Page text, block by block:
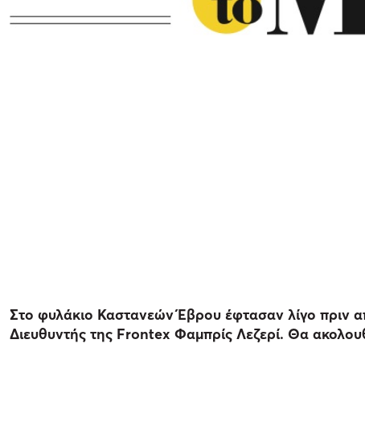
Στο φυλάκιο Καστανεών Έβρου έφτασαν λίγο πριν
Διευθυντής της Frontex Φαμπρίς Λεζερί. Θα